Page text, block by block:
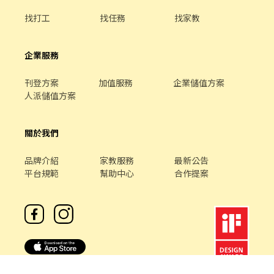
找打工 找任務 找家教
企業服務
刊登方案 加值服務
企業儲值方案
人派儲值方案
關於我們
品牌介紹 家教服務
最新公告
平台規範
幫助中心 合作提案